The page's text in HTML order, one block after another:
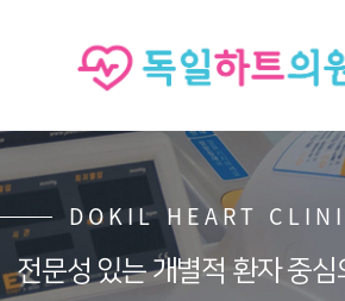
DOKIL HEART
전문성 있는 개별적 환자 중심